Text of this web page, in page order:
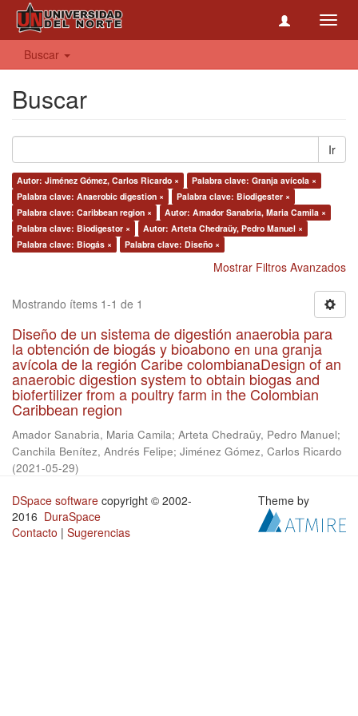
Buscar
Buscar
Ir
Autor: Jiménez Gómez, Carlos Ricardo ×
Palabra clave: Granja avícola ×
Palabra clave: Anaerobic digestion ×
Palabra clave: Biodigester ×
Palabra clave: Caribbean region ×
Autor: Amador Sanabria, Maria Camila ×
Palabra clave: Biodigestor ×
Autor: Arteta Chedraüy, Pedro Manuel ×
Palabra clave: Biogás ×
Palabra clave: Diseño ×
Mostrar Filtros Avanzados
Mostrando ítems 1-1 de 1
Diseño de un sistema de digestión anaerobia para
la obtención de biogás y bioabono en una granja
avícola de la región Caribe colombianaDesign of an
anaerobic digestion system to obtain biogas and
biofertilizer from a poultry farm in the Colombian
Caribbean region
Amador Sanabria, Maria Camila; Arteta Chedraüy, Pedro Manuel;
Canchila Benítez, Andrés Felipe; Jiménez Gómez, Carlos Ricardo
(2021-05-29)
DSpace software copyright © 2002-
2016 DuraSpace
Contacto | Sugerencias
Theme by